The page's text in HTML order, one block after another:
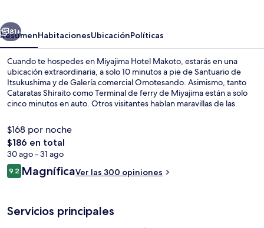
Siguiente
81+
ResumenHabitacionesUbicaciónPolíticas
Cuando te hospedes en Miyajima Hotel Makoto, estarás en una
ubicación extraordinaria, a solo 10 minutos a pie de Santuario de
Itsukushima y de Galería comercial Omotesando. Asimismo, tanto
Cataratas Shiraito como Terminal de ferry de Miyajima están a solo
cinco minutos en auto. Otros visitantes hablan maravillas de las
$168 por noche
El
precio
total
es
$186 en total
30 ago - 31 ago
Opiniones
9.29.2 de 10,
MagníficaVer las 300 opiniones
Servicios principales